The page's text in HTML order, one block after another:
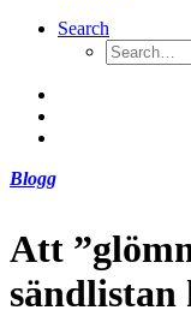
Search
Blogg
Att